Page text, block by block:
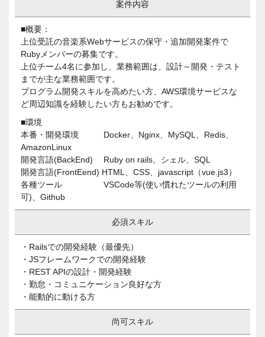
案件内容
■概要：
上位受託の音楽系Webサービスの保守・追加開発案件で
Rubyメンバーの募集です。
上位チーム4名に参加し、業務範囲は、設計～開発・テスト
までが主な業務範囲です。
プログラム開発スキルを高めたい方、AWS環境サービスな
ど周辺知識を経験したい方もお勧めです。
■環境
本番・開発環境 Docker、Nginx、MySQL、Redis、
AmazonLinux
開発言語(BackEnd) Ruby on rails、シェル、SQL
開発言語(FrontEend) HTML、CSS、javascript（vue.js3）
各種ツール VSCode等(使い慣れたツールの利用
可)、Github
必須スキル
・Railsでの開発経験（最優先）
・JSフレームワークでの開発経験
・REST APIの設計・開発経験
・勤怠・コミュニケーション良好な方
・能動的に動ける方
尚可スキル